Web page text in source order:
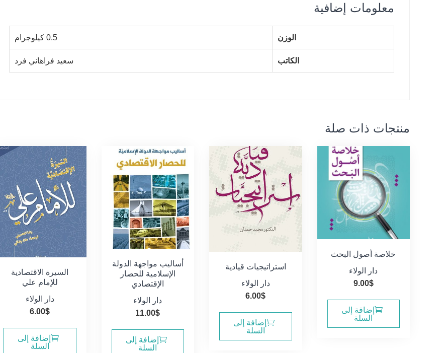
معلومات إضافية
الوزن 0.5 كيلوجرام
الكاتب سعيد فراهاني فرد
منتجات ذات صلة
خلاصة أصول البحث
دار الولاء
9.00$
إضافة إلى
السلة
استراتيجيات قيادية
دار الولاء
6.00$
إضافة إلى
السلة
أساليب مواجهة الدولة
الإسلامية للحصار
الإقتصادي
دار الولاء
11.00$
إضافة إلى
السلة
السيرة الاقتصادية
للإمام علي
دار الولاء
6.00$
إضافة إلى
السلة